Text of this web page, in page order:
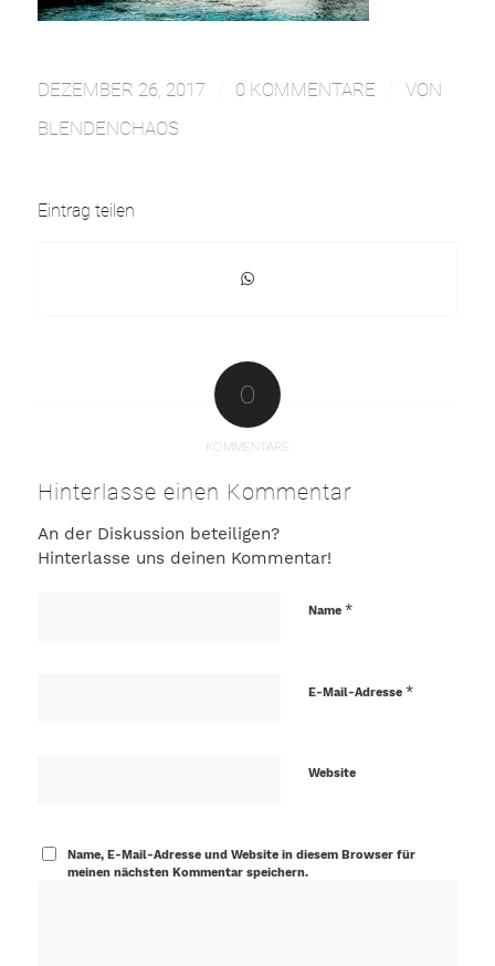
DEZEMBER 26, 2017 0 KOMMENTARE
VON
BLENDENCHAOS
Eintrag teilen
0
KOMMENTARE
Hinterlasse einen Kommentar
An der Diskussion beteiligen?
Hinterlasse uns deinen Kommentar!
Name *
E-Mail-Adresse *
Website
Name, E-Mail-Adresse und Website in diesem Browser für
meinen nächsten Kommentar speichern.